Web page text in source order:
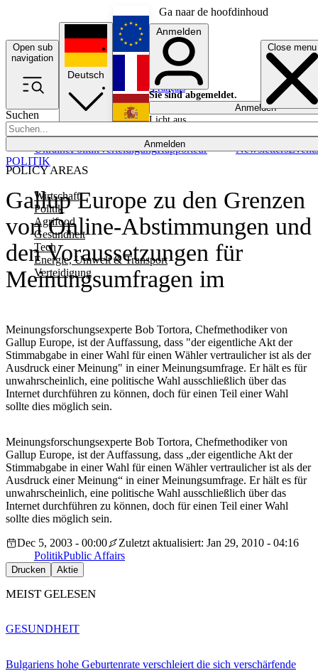
Ga naar de hoofdinhoud
Open sub
navigation
Close menu
Suchen
Anmelden
POLICY AREAS
Wirtschaft
Politik
Agrifood
Gesundheit
Tech
Energie, Umwelt & Transport
Verteidigung
UkrainePolitikVerteidigungRapporteur NewslettersEvents
Deutsch
English
Français
Anmelden
Sie sind abgemeldet.
Anmelden
Licht aus
Gallup Europe zu den Grenzen
von Online-Abstimmungen und
den Voraussetzungen für
Meinungsumfragen im
Meinungsforschungsexperte Bob Tortora, Chefmethodiker von
Gallup Europe, ist der Auffassung, dass "der eigentliche Akt der
Stimmabgabe in einer Wahl für einen Wähler vertraulicher ist als der
Ausdruck einer Meinung" in einer Meinungsumfrage. Er hält es für
unwahrscheinlich, eine politische Wahl ausschließlich über das
Internet durchführen zu können, doch für einen Teil einer Wahl
sollte dies möglich sein.
POLITIK
Meinungsforschungsexperte Bob Tortora, Chefmethodiker von
Gallup Europe, ist der Auffassung, dass „der eigentliche Akt der
Stimmabgabe in einer Wahl für einen Wähler vertraulicher ist als der
Ausdruck einer Meinung“ in einer Meinungsumfrage. Er hält es für
unwahrscheinlich, eine politische Wahl ausschließlich über das
Internet durchführen zu können, doch für einen Teil einer Wahl
sollte dies möglich sein.
Dec 5, 2003 - 00:00
Zuletzt aktualisiert: Jan 29, 2010 - 04:16
PolitikPublic Affairs
Drucken Aktie
MEIST GELESEN
Bulgariens hohe Geburtenrate verschleiert die sich verschärfende
GESUNDHEIT